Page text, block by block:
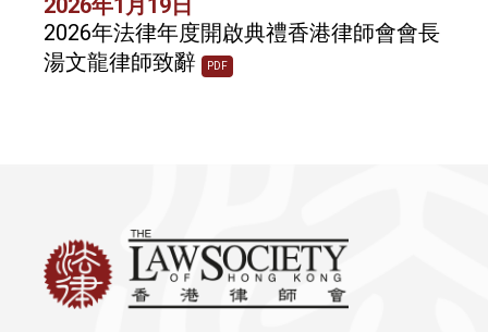
2026年1月19日
2026年法律年度開啟典禮香港律師會會長
湯文龍律師致辭
PDF